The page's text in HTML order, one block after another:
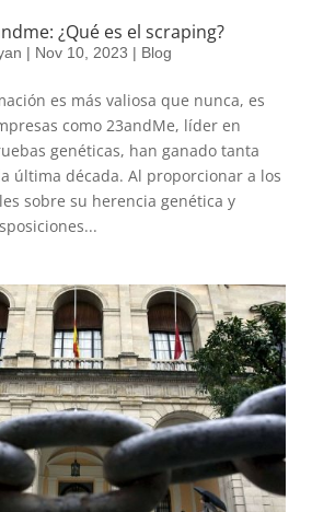
¿Qué es el scraping?
| Nov 10, 2023 | Blog
es más valiosa que nunca, es
como 23andMe, líder en
genéticas, han ganado tanta
última década. Al proporcionar a los
sobre su herencia genética y